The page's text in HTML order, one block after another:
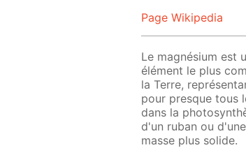
Page Wikipedia
Le magnésium est
élément le plus
la Terre,
pour presque tous
dans la
d'un ruban ou
masse plus solide.